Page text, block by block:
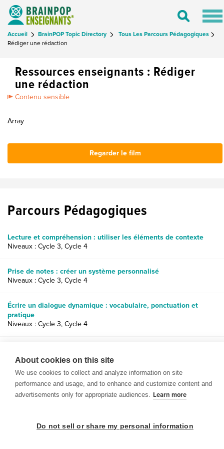
Toggle
Accueil BrainPOP Topic Directory
Tous Les Parcours Pédagogiques
Rédiger une rédaction
Ressources enseignants : Rédiger
une rédaction
Contenu sensible
Array
Regarder le film
Parcours Pédagogiques
Lecture et compréhension : utiliser les éléments de contexte
Niveaux : Cycle 3, Cycle 4
Prise de notes : créer un système personnalisé
Niveaux : Cycle 3, Cycle 4
Écrire un dialogue dynamique : vocabulaire, ponctuation et
pratique
Niveaux : Cycle 3, Cycle 4
la vie de tous les jours
About cookies on this site
We use cookies to collect and analyze information on site
performance and usage, and to enhance and customize content and
advertisements only for appropriate audiences. Learn more
Do not sell or share my personal information